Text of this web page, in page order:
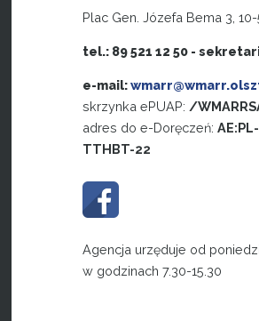
Plac Gen. Józefa Bema 3,
tel.: 89 521 12 50 -
e-mail:
skrzynka ePUAP: /
adres do e-Doręczeń:
TTHBT-22
Agencja urzęduje od
w godzinach 7.30-15.30